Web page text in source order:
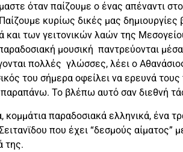
όταν παίζουμε ο ένας απέναντι
κυρίως δικές μας δημιουργίες
και των γειτονικών λαών της
μουσική παντρεύονται
πολλές γλώσσες, λέει ο
του σήμερα οφείλει να ερευνά
Το βλέπω αυτό σαν διεθνή
κομμάτια παραδοσιακά ελληνικά, ένα
που έχει “δεσμούς
της.